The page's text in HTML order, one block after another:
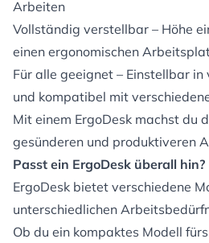
Arbeiten
Vollständig verstellbar – Höhe
einen ergonomischen
Für alle geeignet – Einstellbar in
und kompatibel mit
Mit einem ErgoDesk machst du
gesünderen und produktiveren
Passt ein ErgoDesk überall hin?
ErgoDesk bietet verschiedene
unterschiedlichen
Ob du ein kompaktes Modell